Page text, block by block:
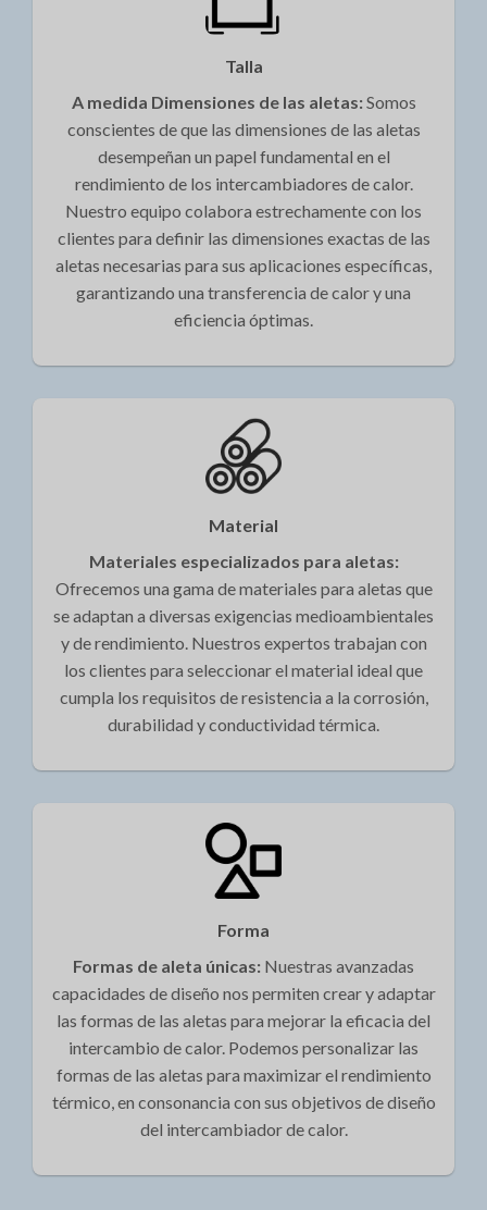
Talla
A medida Dimensiones de las aletas:Somos
conscientes de que las dimensiones de las aletas
desempeñan un papel fundamental en el
rendimiento de los intercambiadores de calor.
Nuestro equipo colabora estrechamente con los
clientes para definir las dimensiones exactas de las
aletas necesarias para sus aplicaciones específicas,
garantizando una transferencia de calor y una
eficiencia óptimas.
Material
Materiales especializados para aletas:
Ofrecemos una gama de materiales para aletas que
se adaptan a diversas exigencias medioambientales
y de rendimiento. Nuestros expertos trabajan con
los clientes para seleccionar el material ideal que
cumpla los requisitos de resistencia a la corrosión,
durabilidad y conductividad térmica.
Forma
Formas de aleta únicas: Nuestras avanzadas
capacidades de diseño nos permiten crear y adaptar
las formas de las aletas para mejorar la eficacia del
intercambio de calor. Podemos personalizar las
formas de las aletas para maximizar el rendimiento
térmico, en consonancia con sus objetivos de diseño
del intercambiador de calor.